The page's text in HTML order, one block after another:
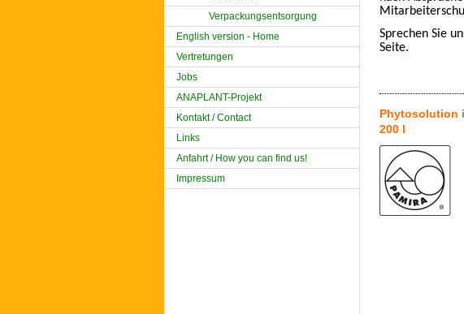
Verpackungsentsorgung
English version - Home
Vertretungen
Jobs
ANAPLANT-Projekt
Kontakt / Contact
Links
Anfahrt / How you can find us!
Impressum
Sprechen Sie
Seite.
Phytosolution
200 l